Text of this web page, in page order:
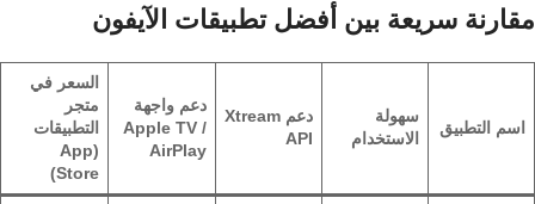
مقارنة سريعة بين أفضل تطبيقات الآيفون
اسم التطبيق
سهولة
الاستخدام
دعم Xtream
API
دعم واجهة
Apple TV /
AirPlay
السعر في
متجر
التطبيقات
(App
Store)